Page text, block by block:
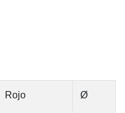
Rojo Ø